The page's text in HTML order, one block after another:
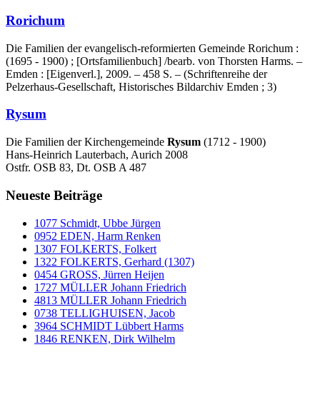
Rorichum
Die Familien der evangelisch-reformierten Gemeinde Rorichum :
(1695 - 1900) ; [Ortsfamilienbuch] /bearb. von Thorsten Harms. –
Emden : [Eigenverl.], 2009. – 458 S. – (Schriftenreihe der
Pelzerhaus-Gesellschaft, Historisches Bildarchiv Emden ; 3)
Rysum
Die Familien der Kirchengemeinde Rysum (1712 - 1900)
Hans-Heinrich Lauterbach, Aurich 2008
Ostfr. OSB 83, Dt. OSB A 487
Neueste Beiträge
1077 Schmidt, Ubbe Jürgen
0952 EDEN, Harm Renken
1307 FOLKERTS, Folkert
1322 FOLKERTS, Gerhard (1307)
0454 GROSS, Jürren Heijen
1727 MÜLLER Johann Friedrich
4813 MÜLLER Johann Friedrich
0738 TELLIGHUISEN, Jacob
3964 SCHMIDT Lübbert Harms
1846 RENKEN, Dirk Wilhelm